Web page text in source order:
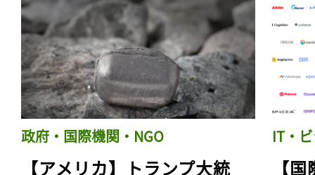
政府・国際機関・NGO
【アメリカ】トランプ大統
IT・
【